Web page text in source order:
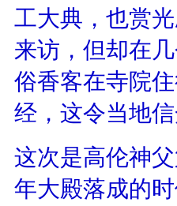
工大典，也赏
来访，但却在
俗香客在寺院
经，这令当地信
这次是高伦神
年大殿落成的